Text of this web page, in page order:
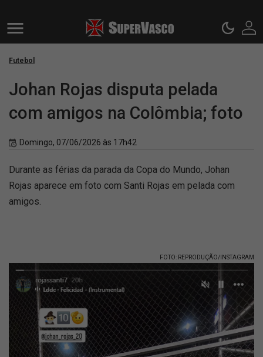
Futebol
Johan Rojas disputa pelada
com amigos na Colômbia; foto
Domingo, 07/06/2026 às 17h42
Durante as férias da parada da Copa do Mundo, Johan
Rojas aparece em foto com Santi Rojas em pelada com
amigos.
FOTO: REPRODUÇÃO/INSTAGRAM